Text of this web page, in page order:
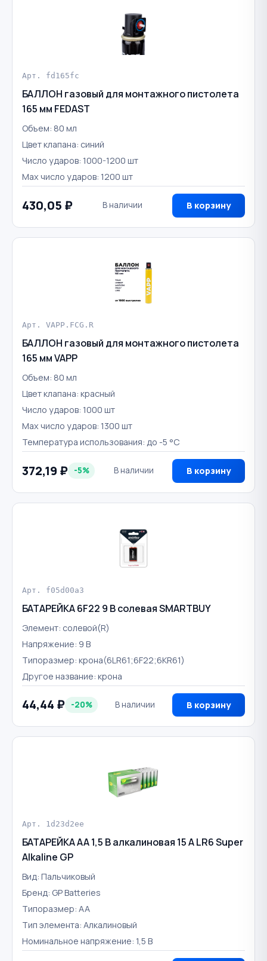
Арт. fd165fc
БАЛЛОН газовый для монтажного пистолета
165 мм FEDAST
Объем: 80 мл
Цвет клапана: синий
Число ударов: 1000-1200 шт
Max число ударов: 1200 шт
430,05 ₽ В наличии В корзину
Арт. VAPP.FCG.R
БАЛЛОН газовый для монтажного пистолета
165 мм VAPP
Объем: 80 мл
Цвет клапана: красный
Число ударов: 1000 шт
Max число ударов: 1300 шт
Температура использования: до -5 °С
372,19 ₽ -5% В наличии В корзину
Арт. f05d00a3
БАТАРЕЙКА 6F22 9 В солевая SMARTBUY
Элемент: солевой(R)
Напряжение: 9 В
Типоразмер: крона(6LR61;6F22;6KR61)
Другое название: крона
44,44 ₽ -20% В наличии В корзину
Арт. 1d23d2ee
БАТАРЕЙКА AA 1,5 В алкалиновая 15 A LR6 Super
Alkaline GP
Вид: Пальчиковый
Бренд: GP Batteries
Типоразмер: АА
Тип элемента: Алкалиновый
Номинальное напряжение: 1,5 В